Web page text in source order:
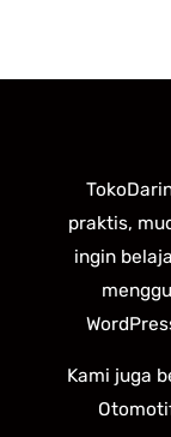
praktis,
ingin
Kami juga